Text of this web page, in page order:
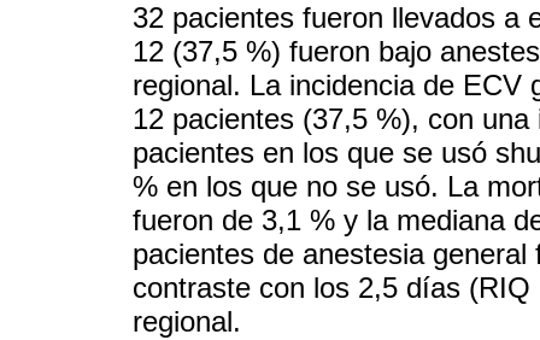
32 pacientes fueron llevados a
12 (37,5 %) fueron bajo
regional. La incidencia de ECV
12 pacientes (37,5 %), con
pacientes en los que se usó
% en los que no se usó. La
fueron de 3,1 % y la mediana
pacientes de anestesia
contraste con los 2,5 días
regional.